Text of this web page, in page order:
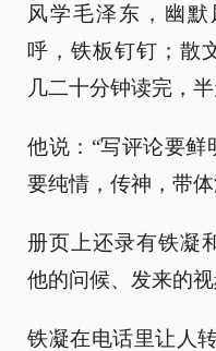
风学毛泽东，幽
呼，铁板钉钉；散
几二十分钟读完，
他说：“写评论要鲜
要纯情，传神，带
册页上还录有铁凝
他的问候、发来的视
铁凝在电话里让人